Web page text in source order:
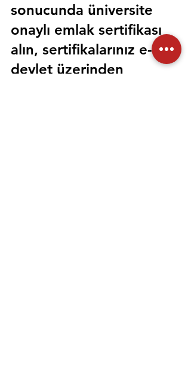
sonucunda üniversite
onaylı emlak sertifikası
alın, sertifikalarınız e-
devlet üzerinden